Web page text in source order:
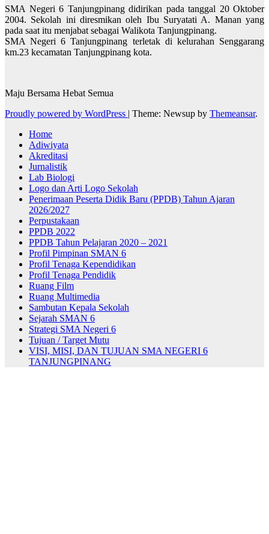
SMA Negeri 6 Tanjungpinang didirikan pada tanggal 20 Oktober
2004. Sekolah ini diresmikan oleh Ibu Suryatati A. Manan yang
pada saat itu menjabat sebagai Walikota Tanjungpinang.
SMA Negeri 6 Tanjungpinang terletak di kelurahan Senggarang
km.23 kecamatan Tanjungpinang kota.
Maju Bersama Hebat Semua
Proudly powered by WordPress | Theme: Newsup by Themeansar.
Home
Adiwiyata
Akreditasi
Jurnalistik
Lab Biologi
Logo dan Arti Logo Sekolah
Penerimaan Peserta Didik Baru (PPDB) Tahun Ajaran
2026/2027
Perpustakaan
PPDB 2022
PPDB Tahun Pelajaran 2020 – 2021
Profil Pimpinan SMAN 6
Profil Tenaga Kependidikan
Profil Tenaga Pendidik
Ruang Film
Ruang Multimedia
Sambutan Kepala Sekolah
Sejarah SMAN 6
Strategi SMA Negeri 6
Tujuan / Target Mutu
VISI, MISI, DAN TUJUAN SMA NEGERI 6
TANJUNGPINANG